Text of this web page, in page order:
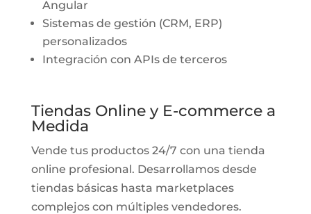
Angular
Sistemas de gestión (CRM, ERP)
personalizados
Integración con APIs de terceros
Tiendas Online y E-commerce a
Medida
Vende tus productos 24/7 con una tienda
online profesional. Desarrollamos desde
tiendas básicas hasta marketplaces
complejos con múltiples vendedores.